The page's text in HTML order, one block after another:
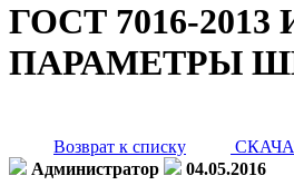
ГОСТ 7016-
ПАРАМЕТРЫ
Возврат к списку
Администратор
04.05.2016